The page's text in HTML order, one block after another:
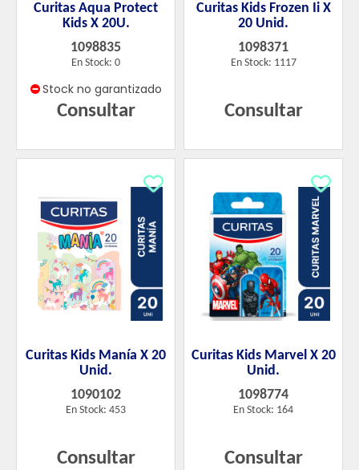
Curitas Aqua Protect
Kids X 20U.
1098835
En Stock: 0
Stock no garantizado
Consultar
Curitas Kids Frozen Ii X
20 Unid.
1098371
En Stock: 1117
Consultar
Curitas Kids Manía X 20
Unid.
1090102
En Stock: 453
Consultar
Curitas Kids Marvel X 20
Unid.
1098774
En Stock: 164
Consultar